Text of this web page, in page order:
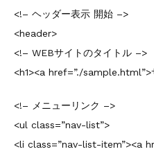
<!– ヘッダー表示 開始 –>
<header>
<!– WEBサイトのタイトル –>
<h1><a href=”./
<!– メニューリンク –>
<ul class=”nav-list”>
<li class=”nav-list-item”><a